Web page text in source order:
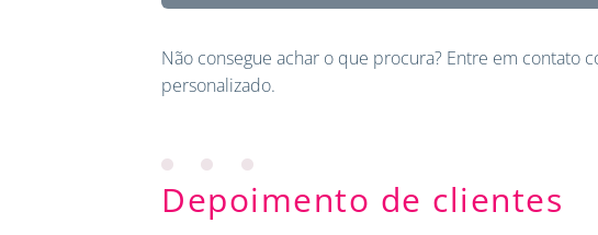
Não consegue achar o que procura? Entre em contato
personalizado.
Depoimento de clientes